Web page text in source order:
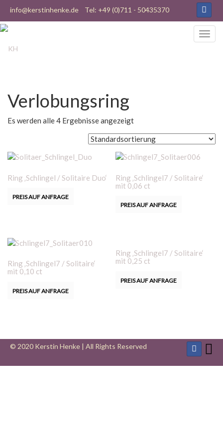
info@kerstinhenke.de Tel: +49 (0)711 - 50435370
Verlobungsring
Es werden alle 4 Ergebnisse angezeigt
Ring ‚Schlingel / Solitaire Duo‘
PREIS AUF ANFRAGE
Ring ‚Schlingel7 / Solitaire‘
mit 0,06 ct
PREIS AUF ANFRAGE
Ring ‚Schlingel7 / Solitaire‘
mit 0,10 ct
PREIS AUF ANFRAGE
Ring ‚Schlingel7 / Solitaire‘
mit 0,25 ct
PREIS AUF ANFRAGE
© 2020 Kerstin Henke | All Rights Reserved